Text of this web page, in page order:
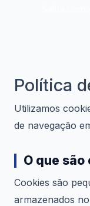
Política
Utilizamos
de navegação
O que são
Cookies são
armazenados